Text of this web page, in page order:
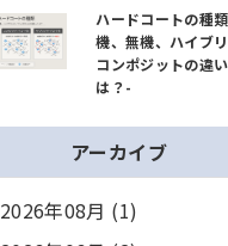
ハードコートの種
機、無機、ハイブ
コンポジットの違
は？-
アーカイブ
2026年08月 (1)